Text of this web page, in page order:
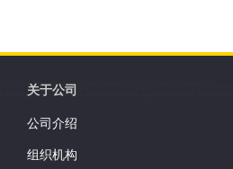
关于公司
公司介绍
组织机构